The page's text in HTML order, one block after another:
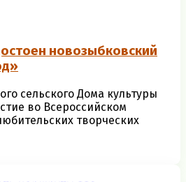
новозыбковский
сельского Дома культуры
во Всероссийском
творческих